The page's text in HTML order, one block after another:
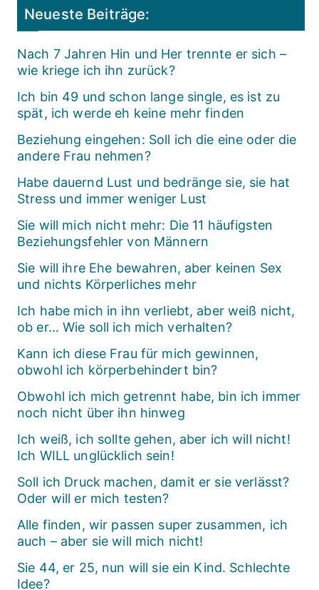
Neueste Beiträge:
Nach 7 Jahren Hin und Her trennte er sich –
wie kriege ich ihn zurück?
Ich bin 49 und schon lange single, es ist zu
spät, ich werde eh keine mehr finden
Beziehung eingehen: Soll ich die eine oder die
andere Frau nehmen?
Habe dauernd Lust und bedränge sie, sie hat
Stress und immer weniger Lust
Sie will mich nicht mehr: Die 11 häufigsten
Beziehungsfehler von Männern
Sie will ihre Ehe bewahren, aber keinen Sex
und nichts Körperliches mehr
Ich habe mich in ihn verliebt, aber weiß nicht,
ob er… Wie soll ich mich verhalten?
Kann ich diese Frau für mich gewinnen,
obwohl ich körperbehindert bin?
Obwohl ich mich getrennt habe, bin ich immer
noch nicht über ihn hinweg
Ich weiß, ich sollte gehen, aber ich will nicht!
Ich WILL unglücklich sein!
Soll ich Druck machen, damit er sie verlässt?
Oder will er mich testen?
Alle finden, wir passen super zusammen, ich
auch – aber sie will mich nicht!
Sie 44, er 25, nun will sie ein Kind. Schlechte
Idee?